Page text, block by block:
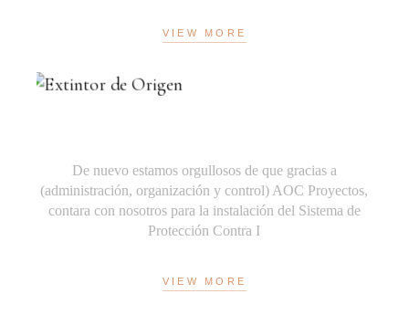
VIEW MORE
De nuevo estamos orgullosos de que gracias a
(administración, organización y control) AOC Proyectos,
contara con nosotros para la instalación del Sistema de
Protección Contra I
VIEW MORE